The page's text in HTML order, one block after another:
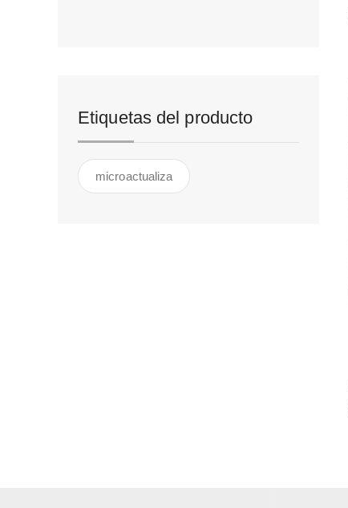
Etiquetas del producto
microactualiza